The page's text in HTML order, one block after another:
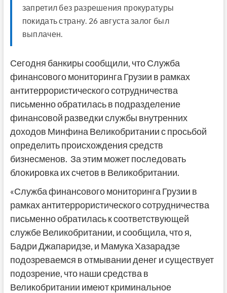
запретил без разрешения прокуратуры
покидать страну. 26 августа залог был
выплачен.
Сегодня банкиры сообщили, что Служба
финансового мониторинга Грузии в рамках
антитеррористического сотрудничества
письменно обратилась в подразделение
финансовой разведки службы внутренних
доходов Минфина Великобритании с просьбой
определить происхождения средств
бизнесменов. За этим может последовать
блокировка их счетов в Великобритании.
«Служба финансового мониторинга Грузии в
рамках антитеррористического сотрудничества
письменно обратилась к соответствующей
службе Великобритании, и сообщила, что я,
Бадри Джапаридзе, и Мамука Хазарадзе
подозреваемся в отмывании денег и существует
подозрение, что наши средства в
Великобритании имеют криминальное